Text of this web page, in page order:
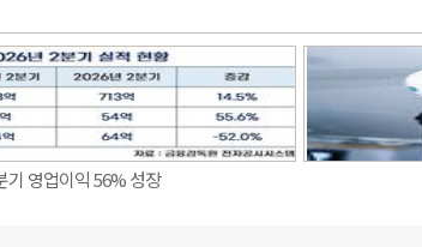
기 영업이익 56% 성장